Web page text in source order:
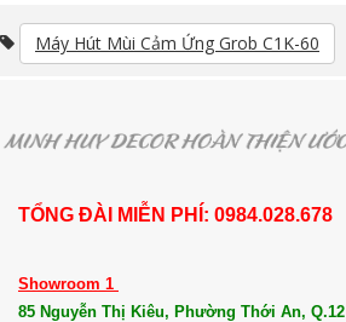
Máy Hút Mùi Cảm Ứng Grob C1K-60
TỔNG ĐÀI MIỄN PHÍ: 0984.028.678
Showroom 1
85 Nguyễn Thị Kiêu, Phường Thới An, Q.12